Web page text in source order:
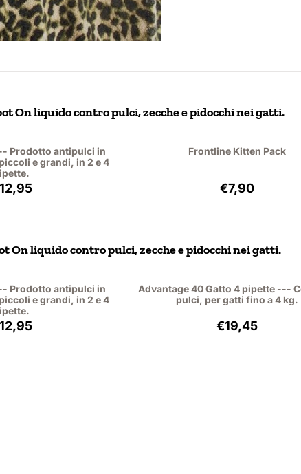
On liquido contro pulci, zecche e pidocchi nei gatti.
Prodotto antipulci in
e grandi, in 2 e 4
Prezzo: 12,95, IVA esclusa: 11,88
Frontline Kitten Pack
Prezzo: 7,90,
€7,90
On liquido contro pulci, zecche e pidocchi nei gatti.
Prodotto antipulci in
e grandi, in 2 e 4
Prezzo: 12,95, IVA esclusa: 11,88
Advantage 40 Gatto 4 pipette ---
pulci, per gatti fino a 4 kg.
Prezzo: 19,45,
€19,45